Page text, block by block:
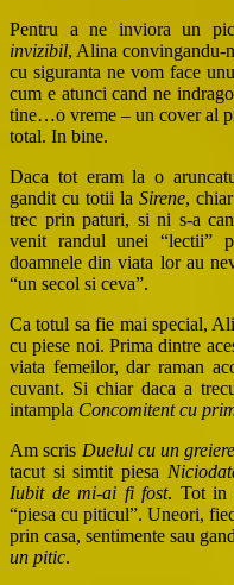
Pentru a ne inviora un
invizibil, Alina convingandu-
cu siguranta ne vom face
cum e atunci cand ne
tine…o vreme – un cover al
total. In bine.
Daca tot eram la o
gandit cu totii la Sirene,
trec prin paturi, si ni s-a
venit randul unei “lectii”
doamnele din viata lor au
“un secol si ceva”.
Ca totul sa fie mai special,
cu piese noi. Prima dintre
viata femeilor, dar raman
cuvant. Si chiar daca a
intampla Concomitent cu
Am scris Duelul cu un greiere
tacut si simtit piesa
Iubit de mi-ai fi fost. Tot in
“piesa cu piticul”. Uneori,
prin casa, sentimente sau
un pitic.